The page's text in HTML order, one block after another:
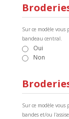
Sur ce modèle vous
bandes et/ou
Sur ce modèle vous
bandeau central.
Oui
Non